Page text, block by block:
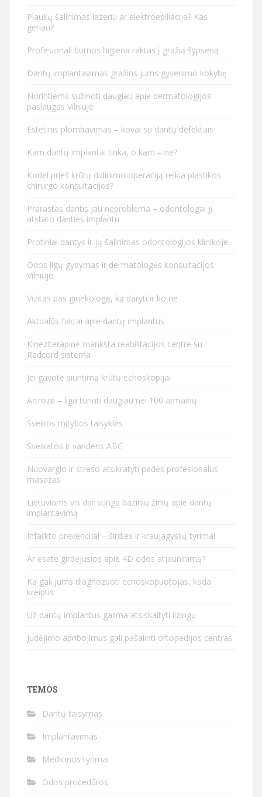
Plaukų šalinimas lazeriu ar elektroepiliacija? Kas
geriau?
Profesionali burnos higiena raktas į gražią šypseną
Dantų implantavimas gražins jums gyvenimo kokybę
Norintiems sužinoti daugiau apie dermatologijos
paslaugas Vilniuje
Estetinis plombavimas – kovai su dantų defektais
Kam dantų implantai tinka, o kam – ne?
Kodėl prieš krūtų didinimo operaciją reikia plastikos
chirurgo konsultacijos?
Prarastas dantis jau neproblema – odontologai jį
atstato danties implantu
Protiniai dantys ir jų šalinimas odontologijos klinikoje
Odos ligų gydymas ir dermatologės konsultacijos
Vilniuje
Vizitas pas ginekologę, ką daryti ir ko ne
Aktualūs faktai apie dantų implantus
Kineziterapinė mankšta reabilitacijos centre su
Redcord sistema
Jei gavote siuntimą krūtų echoskopijai
Artrozė – liga turinti daugiau nei 100 atmainų
Sveikos mitybos taisyklės
Sveikatos ir vandens ABC
Nuovargio ir streso atsikratyti padės profesionalus
masažas
Lietuviams vis dar stinga bazinių žinių apie dantų
implantavimą
Infarkto prevencijai – širdies ir kraujagyslių tyrimai
Ar esate girdėjusios apie 4D odos atjauninimą?
Ką gali jums diagnozuoti echoskopuotojas, kada
kreiptis
Už dantų implantus galima atsiskaityti lizingu
Judėjimo apribojimus gali pašalinti ortopedijos centras
TEMOS
Dantų taisymas
Implantavimas
Medicinos tyrimai
Odos procedūros